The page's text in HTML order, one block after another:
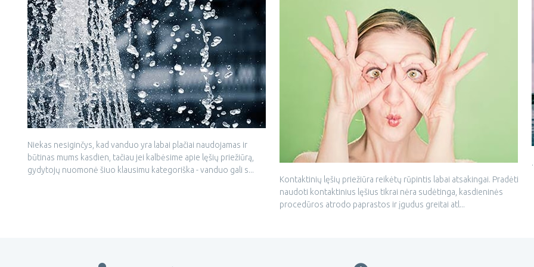
Niekas nesiginčys, kad vanduo yra labai plačiai naudojamas ir
būtinas mums kasdien, tačiau jei kalbėsime apie lęšių priežiūrą,
gydytojų nuomonė šiuo klausimu kategoriška - vanduo gali s...
Kontaktinių lęšių priežiūra reikėtų rūpintis labai atsakingai. Pradėti
naudoti kontaktinius lęšius tikrai nėra sudėtinga, kasdieninės
procedūros atrodo paprastos ir įgudus greitai atl...